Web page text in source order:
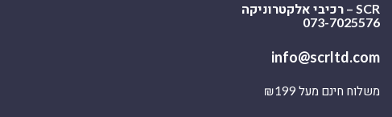
SCR – רכיבי אלקטרוניקה
073-7025576
info@scrltd.com
משלוח חינם מעל ₪199